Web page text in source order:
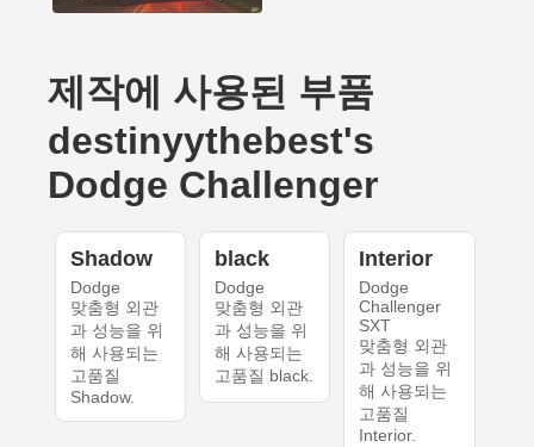
제작에 사용된 부품
destinyythebest's
Dodge Challenger
Shadow
Dodge
맞춤형 외관
과 성능을 위
해 사용되는
고품질
Shadow.
black
Dodge
맞춤형 외관
과 성능을 위
해 사용되는
고품질 black.
Interior
Dodge
Challenger
SXT
맞춤형 외관
과 성능을 위
해 사용되는
고품질
Interior.